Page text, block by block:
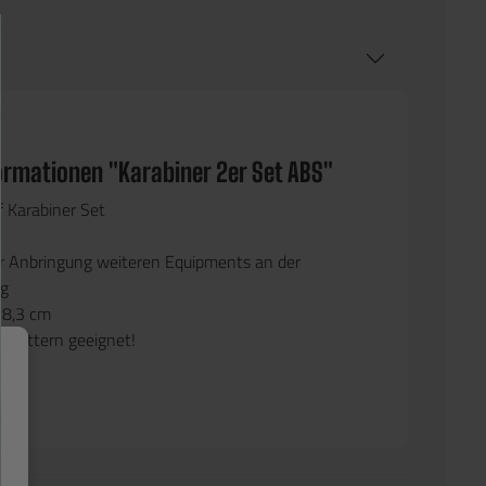
"Karabiner 2er Set ABS"
Karabiner Set
Anbringung weiteren Equipments an der
8,3 cm
Klettern geeignet!